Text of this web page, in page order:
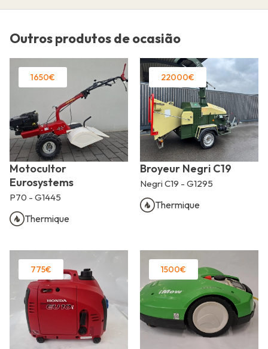
Outros produtos de ocasião
1650€
Motocultor
Eurosystems
P70 - G1445
Thermique
22000€
Broyeur Negri C19
Negri C19 - G1295
Thermique
775€ 1500€